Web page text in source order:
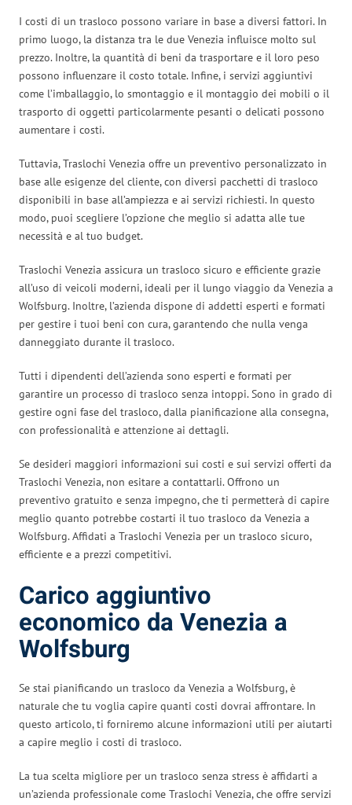
I costi di un trasloco possono variare in base a diversi fattori. In
primo luogo, la distanza tra le due Venezia influisce molto sul
prezzo. Inoltre, la quantità di beni da trasportare e il loro peso
possono influenzare il costo totale. Infine, i servizi aggiuntivi
come l’imballaggio, lo smontaggio e il montaggio dei mobili o il
trasporto di oggetti particolarmente pesanti o delicati possono
aumentare i costi.
Tuttavia, Traslochi Venezia offre un preventivo personalizzato in
base alle esigenze del cliente, con diversi pacchetti di trasloco
disponibili in base all’ampiezza e ai servizi richiesti. In questo
modo, puoi scegliere l’opzione che meglio si adatta alle tue
necessità e al tuo budget.
Traslochi Venezia assicura un trasloco sicuro e efficiente grazie
all’uso di veicoli moderni, ideali per il lungo viaggio da Venezia a
Wolfsburg. Inoltre, l’azienda dispone di addetti esperti e formati
per gestire i tuoi beni con cura, garantendo che nulla venga
danneggiato durante il trasloco.
Tutti i dipendenti dell’azienda sono esperti e formati per
garantire un processo di trasloco senza intoppi. Sono in grado di
gestire ogni fase del trasloco, dalla pianificazione alla consegna,
con professionalità e attenzione ai dettagli.
Se desideri maggiori informazioni sui costi e sui servizi offerti da
Traslochi Venezia, non esitare a contattarli. Offrono un
preventivo gratuito e senza impegno, che ti permetterà di capire
meglio quanto potrebbe costarti il tuo trasloco da Venezia a
Wolfsburg. Affidati a Traslochi Venezia per un trasloco sicuro,
efficiente e a prezzi competitivi.
Carico aggiuntivo
economico da Venezia a
Wolfsburg
Se stai pianificando un trasloco da Venezia a Wolfsburg, è
naturale che tu voglia capire quanti costi dovrai affrontare. In
questo articolo, ti forniremo alcune informazioni utili per aiutarti
a capire meglio i costi di trasloco.
La tua scelta migliore per un trasloco senza stress è affidarti a
un’azienda professionale come Traslochi Venezia, che offre servizi